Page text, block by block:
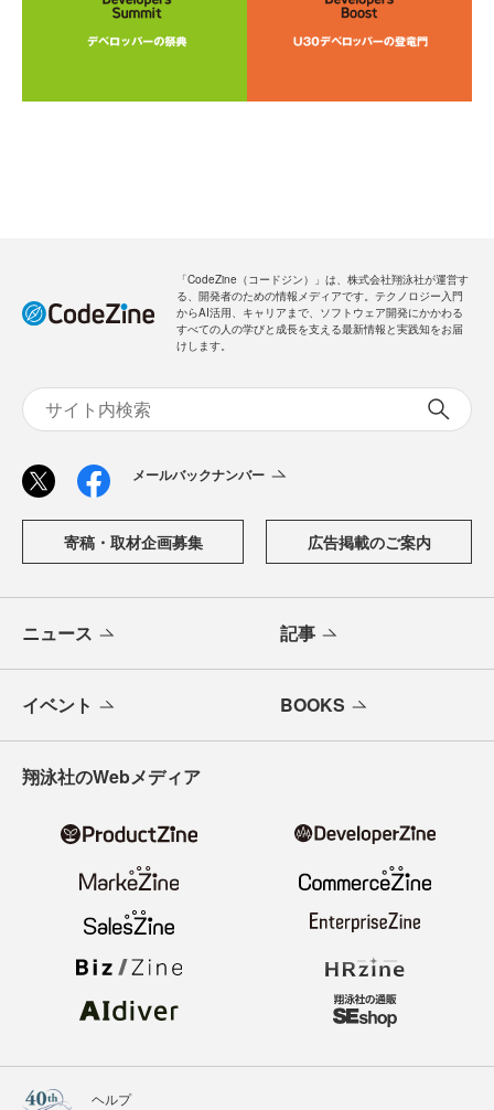
「CodeZine（コードジン）」は、株式会社翔泳社が運営す
る、開発者のための情報メディアです。テクノロジー入門
からAI活用、キャリアまで、ソフトウェア開発にかかわる
すべての人の学びと成長を支える最新情報と実践知をお届
けします。
メールバックナンバー
寄稿・取材企画募集 広告掲載のご案内
ニュース 記事
イベント BOOKS
翔泳社のWebメディア
ヘルプ